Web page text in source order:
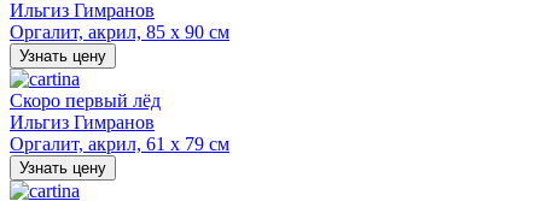
Ильгиз Гимранов
Оргалит, акрил, 85 х 90 см
Узнать цену
Скоро первый лёд
Ильгиз Гимранов
Оргалит, акрил, 61 х 79 см
Узнать цену